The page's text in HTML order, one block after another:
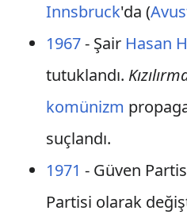
Innsbruck'da (
1967- Şair Hasan
tutuklandı.
komünizm
suçlandı.
1971 - Güven
Partisi olarak